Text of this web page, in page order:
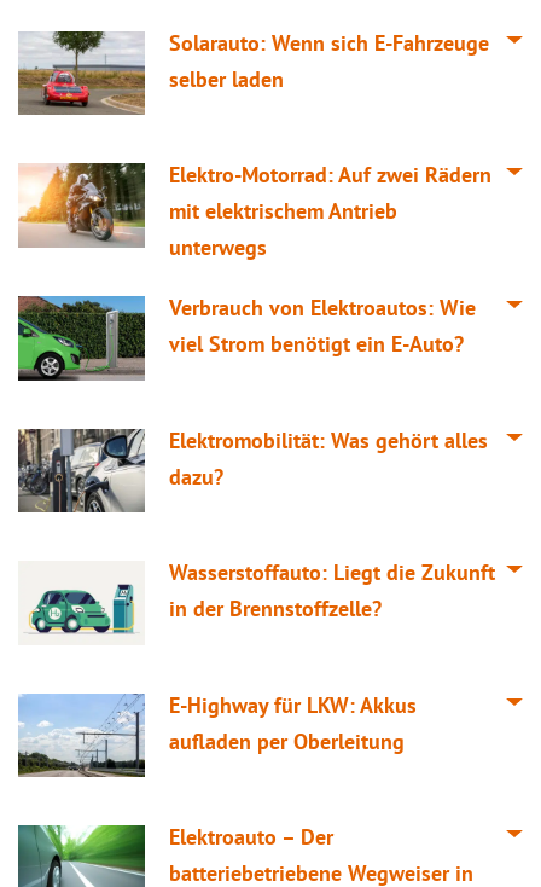
Solarauto: Wenn sich E-Fahrzeuge
selber laden
Elektro-Motorrad: Auf zwei Rädern
mit elektrischem Antrieb
unterwegs
Verbrauch von Elektroautos: Wie
viel Strom benötigt ein E-Auto?
Elektromobilität: Was gehört alles
dazu?
Wasserstoffauto: Liegt die Zukunft
in der Brennstoffzelle?
E-Highway für LKW: Akkus
aufladen per Oberleitung
Elektroauto – Der
batteriebetriebene Wegweiser in